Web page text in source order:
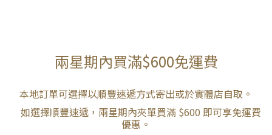
兩星期內買滿$600免運費
本地訂單可選擇以順豐速遞方式寄出或於實體店自取。
如選擇順豐速遞，兩星期內夾單買滿 $600 即可享免運費
優惠。